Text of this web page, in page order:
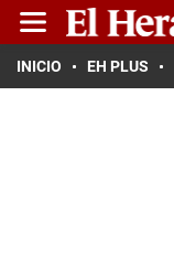
INICIO EH PLUS